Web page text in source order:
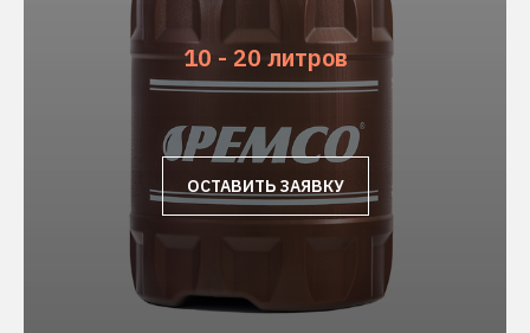
10 - 20 литров
ОСТАВИТЬ ЗАЯВКУ